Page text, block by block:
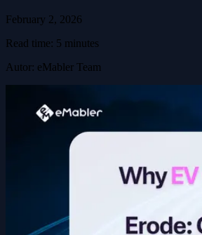
February 2, 2026
Read time: 5 minutes
Autor: eMabler Team